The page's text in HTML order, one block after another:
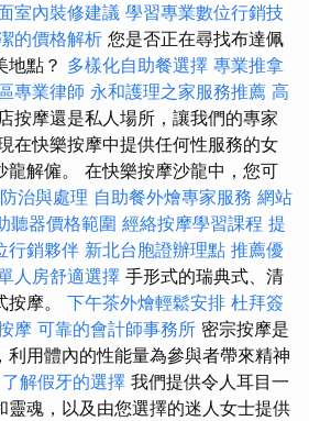
室內裝修建議 學習專業數位行銷技
的價格解析 您是否正在尋找布達佩
地點？ 多樣化自助餐選擇 專業推拿
專業律師 永和護理之家服務推薦 高
按摩還是私人場所，讓我們的專家
在快樂按摩中提供任何性服務的女
龍解僱。 在快樂按摩沙龍中，您可
治與處理 自助餐外燴專家服務 網站
聽器價格範圍 經絡按摩學習課程 提
行銷夥伴 新北台胞證辦理點 推薦優
人房舒適選擇 手形式的瑞典式、清
摩。 下午茶外燴輕鬆安排 杜拜簽
摩 可靠的會計師事務所 密宗按摩是
利用體內的性能量為參與者帶來精神
了解假牙的選擇 我們提供令人耳目一
靈魂，以及由您選擇的迷人女士提供